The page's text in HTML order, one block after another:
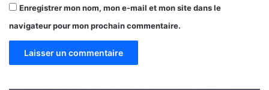
Enregistrer mon nom, mon e-mail et mon site dans le
navigateur pour mon prochain commentaire.